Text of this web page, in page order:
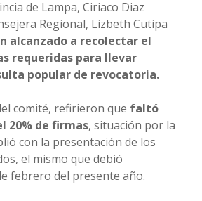
de Lampa, Ciriaco Diaz
Regional, Lizbeth Cutipa
alcanzado a recolectar el
requeridas para llevar
popular de revocatoria.
comité, refirieron que faltó
20% de firmas, situación por la
con la presentación de los
el mismo que debió
febrero del presente año.